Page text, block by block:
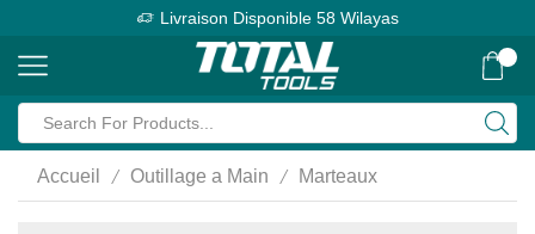
Livraison Disponible 58 Wilayas
input
Accueil / Outillage a Main / Marteaux